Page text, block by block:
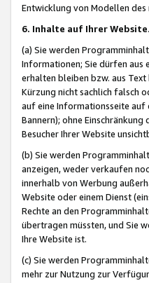
Entwicklung von Modellen
6. Inhalte auf Ihrer Website
(a) Sie werden
Informationen; Sie dürfen aus
erhalten bleiben bzw. aus
Kürzung nicht sachlich falsch
auf eine Informationsseite auf
Bannern); ohne
Besucher Ihrer Website
(b) Sie werden
anzeigen, weder verkaufen
innerhalb von Werbung
Website oder einem Dienst
Rechte an den
übertragen müssten, und Sie
Ihre Website ist.
(c) Sie werden
mehr zur Nutzung zur